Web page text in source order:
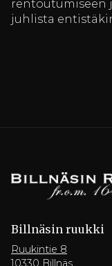
rentoutumiseen
juhlista
Billnäsin ruukki
Ruukintie 8
10330 Billnäs